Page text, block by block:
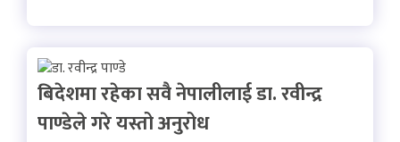
बिदेशमा रहेका सवै नेपालीलाई डा. रवीन्द्र
पाण्डेले गरे यस्तो अनुरोध